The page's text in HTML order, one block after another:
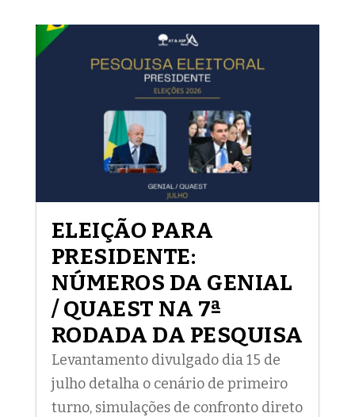
ELEIÇÃO PARA
PRESIDENTE:
NÚMEROS DA GENIAL
/ QUAEST NA 7ª
RODADA DA PESQUISA
Levantamento divulgado dia 15 de
julho detalha o cenário de primeiro
turno, simulações de confronto direto